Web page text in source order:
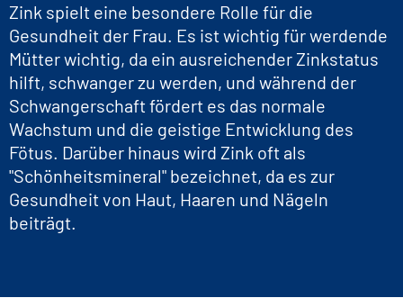
Zink spielt eine besondere Rolle für die
Gesundheit der Frau. Es ist wichtig für werdende
Mütter wichtig, da ein ausreichender Zinkstatus
hilft, schwanger zu werden, und während der
Schwangerschaft fördert es das normale
Wachstum und die geistige Entwicklung des
Fötus. Darüber hinaus wird Zink oft als
"Schönheitsmineral" bezeichnet, da es zur
Gesundheit von Haut, Haaren und Nägeln
beiträgt.